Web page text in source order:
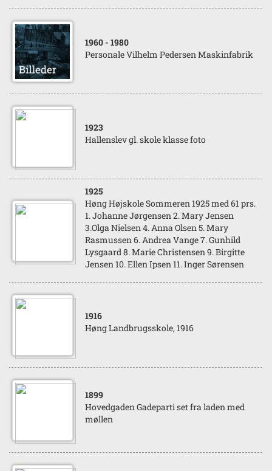
1960 - 1980
Personale Vilhelm Pedersen Maskinfabrik
1923
Hallenslev gl. skole klasse foto
1925
Høng Højskole Sommeren 1925 med 61 prs.
1. Johanne Jørgensen 2. Mary Jensen
3.Olga Nielsen 4. Anna Olsen 5. Mary
Rasmussen 6. Andrea Vange 7. Gunhild
Lysgaard 8. Marie Christensen 9. Birgitte
Jensen 10. Ellen Ipsen 11. Inger Sørensen
1916
Høng Landbrugsskole, 1916
1899
Hovedgaden Gadeparti set fra laden med
møllen